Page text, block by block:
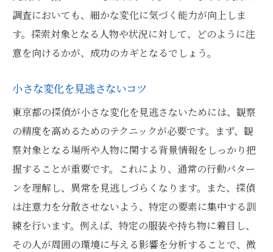
調査においても、細かな変化に気づく能力が向上しま
す。探索対象となる人物や状況に対して、どのように注
意を向けるかが、成功のカギとなるでしょう。
小さな変化を見逃さないコツ
東京都の探偵が小さな変化を見逃さないためには、観察
の精度を高めるためのテクニックが必要です。まず、観
察対象となる場所や人物に関する背景情報をしっかり把
握することが重要です。これにより、通常の行動パター
ンを理解し、異常を見逃しづらくなります。また、探偵
は注意力を分散させないよう、特定の要素に集中する訓
練を行います。例えば、特定の服装や持ち物に着目し、
その人が周囲の環境に与える影響を分析することで、微